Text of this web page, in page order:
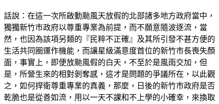
話說：在這一次所啟動颱風天放假的北部諸多地方政府當中，
獨獨新竹市政府以尊重專業為前提，而不願意隨波逐流，當
然，也因為該項另類的『民粹不正確』及其所引發不甚方便的
生活共同圈運作機能，而讓星級滿意度首位的新竹市長喪失顏
面，事實上，即便放颱風假的白天，不至於是風雨交加，但
是，所營生來的相對剝奪感，這才是問題的爭議所在，以此觀
之，如何捍衛尊重專業的真義，那麼，日後的新竹市政府是否
乾脆也是從善如流，用以一天不課和不上學的小確幸，來換取